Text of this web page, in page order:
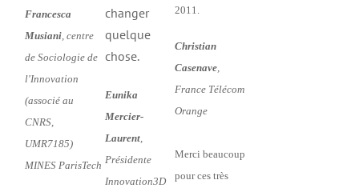
Francesca
Musiani, centre
de Sociologie de
l'Innovation
(associé au
CNRS,
UMR7185)
MINES ParisTech
changer
quelque
chose.
Eunika
Mercier-
Laurent,
Présidente
Innovation3D
2011.
Christian
Casenave,
France Télécom
Orange
Merci beaucoup
pour ces très